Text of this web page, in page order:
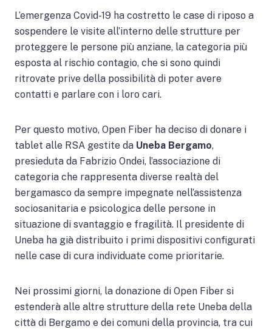
L’emergenza Covid-19 ha costretto le case di riposo a
sospendere le visite all’interno delle strutture per
proteggere le persone più anziane, la categoria più
esposta al rischio contagio, che si sono quindi
ritrovate prive della possibilità di poter avere
contatti e parlare con i loro cari.
Per questo motivo, Open Fiber ha deciso di donare i
tablet alle RSA gestite da Uneba Bergamo,
presieduta da Fabrizio Ondei, l’associazione di
categoria che rappresenta diverse realtà del
bergamasco da sempre impegnate nell’assistenza
sociosanitaria e psicologica delle persone in
situazione di svantaggio e fragilità. Il presidente di
Uneba ha già distribuito i primi dispositivi configurati
nelle case di cura individuate come prioritarie.
Nei prossimi giorni, la donazione di Open Fiber si
estenderà alle altre strutture della rete Uneba della
città di Bergamo e dei comuni della provincia, tra cui